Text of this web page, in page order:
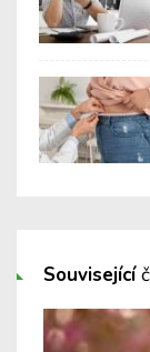
Související